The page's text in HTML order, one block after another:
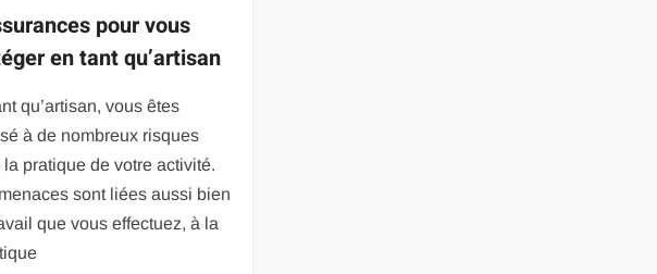
pour vous
en tant qu’artisan
qu’artisan, vous êtes
à de nombreux risques
la pratique de votre activité.
sont liées aussi bien
que vous effectuez, à la